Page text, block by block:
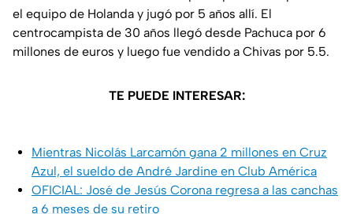
el equipo de Holanda y jugó por 5 años allí. El
centrocampista de 30 años llegó desde Pachuca por 6
millones de euros y luego fue vendido a Chivas por 5.5.
TE PUEDE INTERESAR:
Mientras Nicolás Larcamón gana 2 millones en Cruz
Azul, el sueldo de André Jardine en Club América
OFICIAL: José de Jesús Corona regresa a las canchas
a 6 meses de su retiro